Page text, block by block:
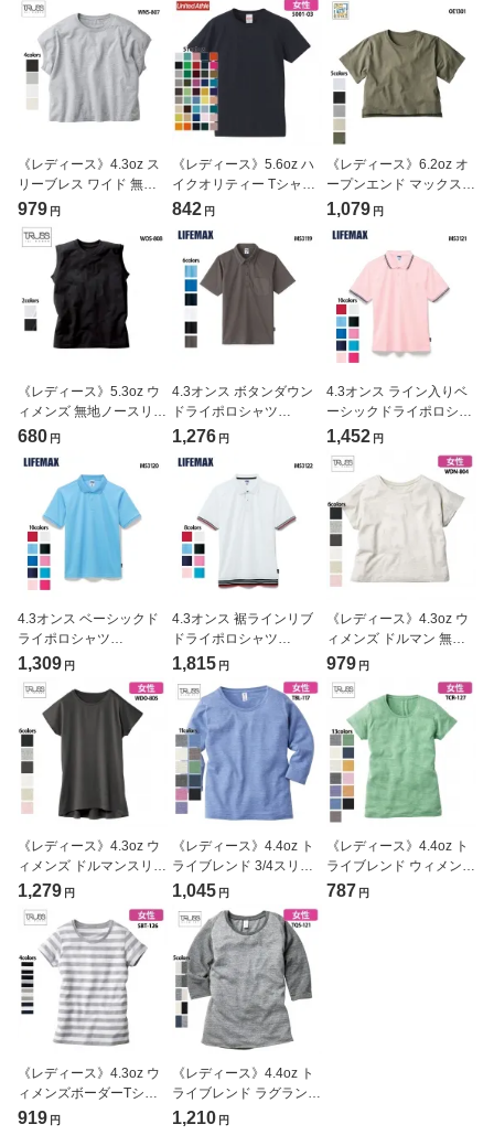
《レディース》4.3oz ス
リーブレス ワイド 無地T
シャツ（TRUSS/トラ
ス）[WNS-807]
979 円
《レディース》5.6oz ハ
イクオリティー Tシャツ
(United Athle/ユナイテッ
842 円
《レディース》6.2oz オ
ープンエンド マックスウ
ェイト ウィメンズ オー
(CROSS&STITCH/クロ
ス&ステッチ)[OE1301]
1,079 円
《レディース》5.3oz ウ
ィメンズ 無地ノースリー
ブ Tシャツ(TRUSS/トラ
680 円
4.3オンス ボタンダウン
ドライポロシャツ
(LIFEMAX/ライフマック
1,276 円
4.3オンス ライン入りベ
ーシックドライポロシャ
ツ(LIFEMAX/ライフマッ
1,452 円
4.3オンス ベーシックド
ライポロシャツ
(LIFEMAX/ライフマック
ス) MS3120
1,309 円
4.3オンス 裾ラインリブ
ドライポロシャツ
(LIFEMAX/ライフマック
1,815 円
《レディース》4.3oz ウ
ィメンズ ドルマン 無地T
シャツ（TRUSS/トラ
ス）[WDN-804]
979 円
《レディース》4.3oz ウ
ィメンズ ドルマンスリー
ブ Tシャツワンピース
（TRUSS/トラス）
[WDO-805]
1,279 円
《レディース》4.4oz ト
ライブレンド 3/4スリー
ブ 無地Tシャツ
（TRUSS/トラス）[TBL-
117]
1,045 円
《レディース》4.4oz ト
ライブレンド ウィメンズ
無地Tシャツ(TRUSS/ト
787 円
《レディース》4.3oz ウ
ィメンズボーダーTシャ
ツ(TRUSS/トラス)[SBT-
919 円
《レディース》4.4oz ト
ライブレンド ラグラン７
分袖Tシャツ(TRUSS/ト
1,210 円